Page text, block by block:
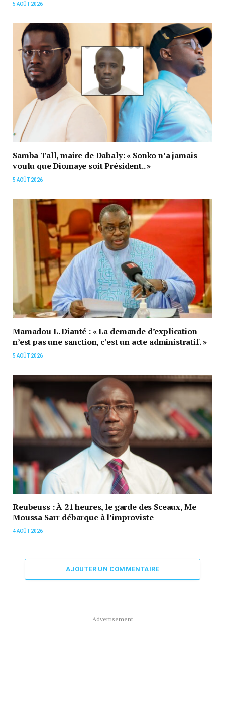
5 AOÛT 2026
Samba Tall, maire de Dabaly: « Sonko n’a jamais
voulu que Diomaye soit Président.. »
5 AOÛT 2026
Mamadou L. Dianté : « La demande d’explication
n’est pas une sanction, c’est un acte administratif. »
5 AOÛT 2026
Reubeuss : À 21 heures, le garde des Sceaux, Me
Moussa Sarr débarque à l’improviste
4 AOÛT 2026
AJOUTER UN COMMENTAIRE
Advertisement